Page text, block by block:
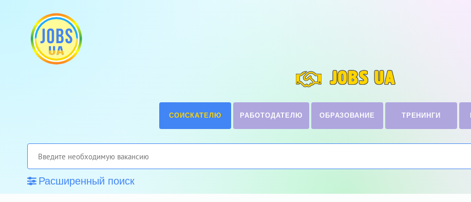
JOBS UA
СОИСКАТЕЛЮ РАБОТОДАТЕЛЮ ОБРАЗОВАНИЕ ТРЕНИНГИ
Расширенный поиск